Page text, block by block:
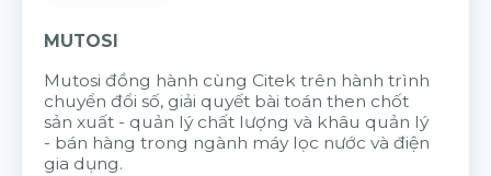
MUTOSI
Mutosi đồng hành cùng Citek trên hành trình
chuyển đổi số, giải quyết bài toán then chốt
sản xuất - quản lý chất lượng và khâu quản lý
- bán hàng trong ngành máy lọc nước và điện
gia dụng.